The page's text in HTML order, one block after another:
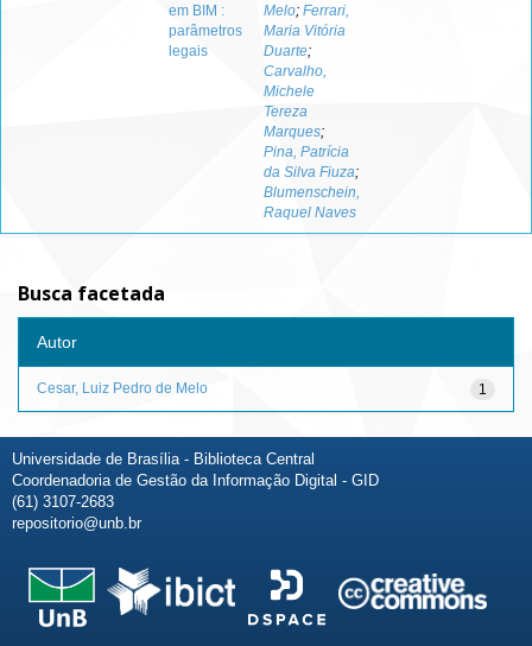
em BIM :
parâmetros
legais
Melo; Ferrari,
Maria Vitória
Duarte;
Carvalho,
Michele
Tereza
Marques;
Pina, Patrícia
da Silva Fiuza;
Blumenschein,
Raquel Naves
Busca facetada
Autor
1
Cesar, Luiz Pedro de Melo
Universidade de Brasília - Biblioteca Central
Coordenadoria de Gestão da Informação Digital - GID
(61) 3107-2683
repositorio@unb.br